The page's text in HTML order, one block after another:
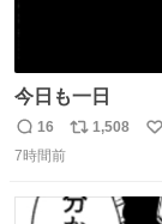
今日も一日
返
信
16
リ
ト
1,508
い
数
7時間前